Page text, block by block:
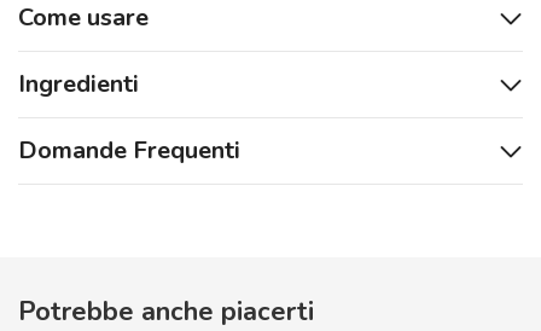
Come usare
Ingredienti
Domande Frequenti
Potrebbe anche piacerti